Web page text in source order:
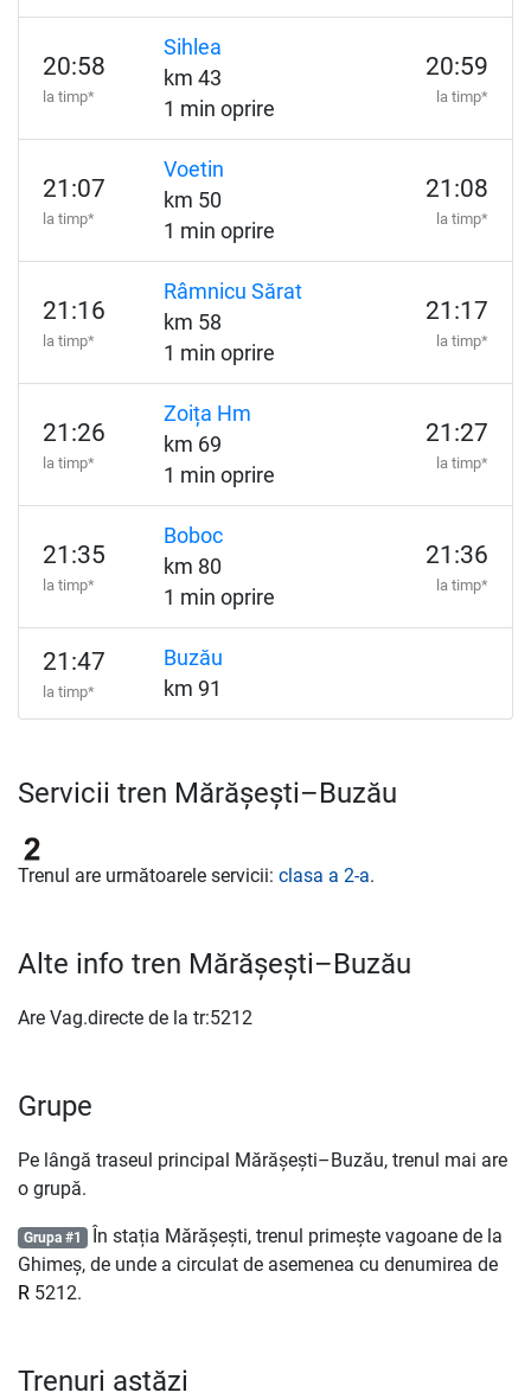
20:58
la timp*
Sihlea
km 43
1 min oprire
20:59
la timp*
21:07
la timp*
Voetin
km 50
1 min oprire
21:08
la timp*
21:16
la timp*
Râmnicu Sărat
km 58
1 min oprire
21:17
la timp*
21:26
la timp*
Zoița Hm
km 69
1 min oprire
21:27
la timp*
21:35
la timp*
Boboc
km 80
1 min oprire
21:36
la timp*
21:47
la timp*
Buzău
km 91
Servicii tren Mărășești–Buzău
Trenul are următoarele servicii: clasa a 2-a.
Alte info tren Mărășești–Buzău
Are Vag.directe de la tr:5212
Grupe
Pe lângă traseul principal Mărășești–Buzău, trenul mai are
o grupă.
Grupa #1 În stația Mărășești, trenul primește vagoane de la
Ghimeș, de unde a circulat de asemenea cu denumirea de
R 5212.
Trenuri astăzi